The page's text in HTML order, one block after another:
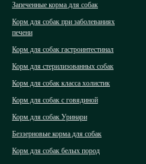
Запеченные корма для собак
Корм для собак при заболеваниях
печени
Корм для собак гастроинтестинал
Корм для стерилизованных собак
Корм для собак класса холистик
Корм для собак с говядиной
Корм для собак Уринари
Беззерновые корма для собак
Корм для собак белых пород